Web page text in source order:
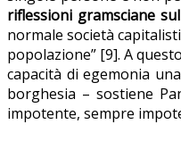
riflessioni gramsciane
normale società
popolazione” [9]. A
capacità di egemonia
borghesia – sostiene
impotente, sempre